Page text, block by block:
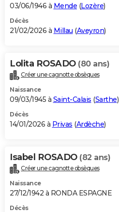
S'inscrire
Se connecter
Lycées
Collèges
Primaires
Universités
Entreprises
Service militaire
Avis de recherche
AVIS DE DÉCÈS
Bricolage
Lifestyle
Culture
Sport
Auto
Television
Voyage
Cinema
03/06/1946 à Mende (Lozère)
Décès
21/02/2026 à Millau (Aveyron)
Lolita ROSADO (80 ans)
Créer une cagnotte obsèques
Naissance
09/03/1945 à Saint-Calais (Sarthe)
Décès
14/01/2026 à Privas (Ardèche)
Isabel ROSADO (82 ans)
Créer une cagnotte obsèques
Naissance
27/12/1942 à RONDA ESPAGNE
Décès